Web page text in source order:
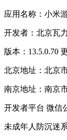
应用名称：小米
开发者：北京瓦
版本：13.5.0.70
北京地址：北京
南京地址：南京
开发者平台 微信
未成年人防沉迷